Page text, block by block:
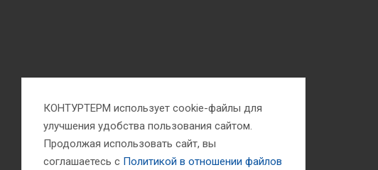
КОНТУРТЕРМ использует cookie-файлы для
улучшения удобства пользования сайтом.
Продолжая использовать сайт, вы
соглашаетесь с Политикой в отношении файлов